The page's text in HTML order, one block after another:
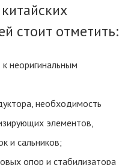
стоит отметить:
неоригинальным
необходимость
элементов,
и сальников;
опор и стабилизатора